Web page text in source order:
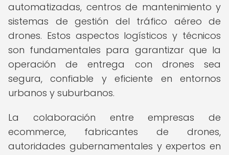
automatizadas, centros de mantenimiento y
sistemas de gestión del tráfico aéreo de
drones. Estos aspectos logísticos y técnicos
son fundamentales para garantizar que la
operación de entrega con drones sea
segura, confiable y eficiente en entornos
urbanos y suburbanos.
La colaboración entre empresas de
ecommerce, fabricantes de drones,
autoridades gubernamentales y expertos en